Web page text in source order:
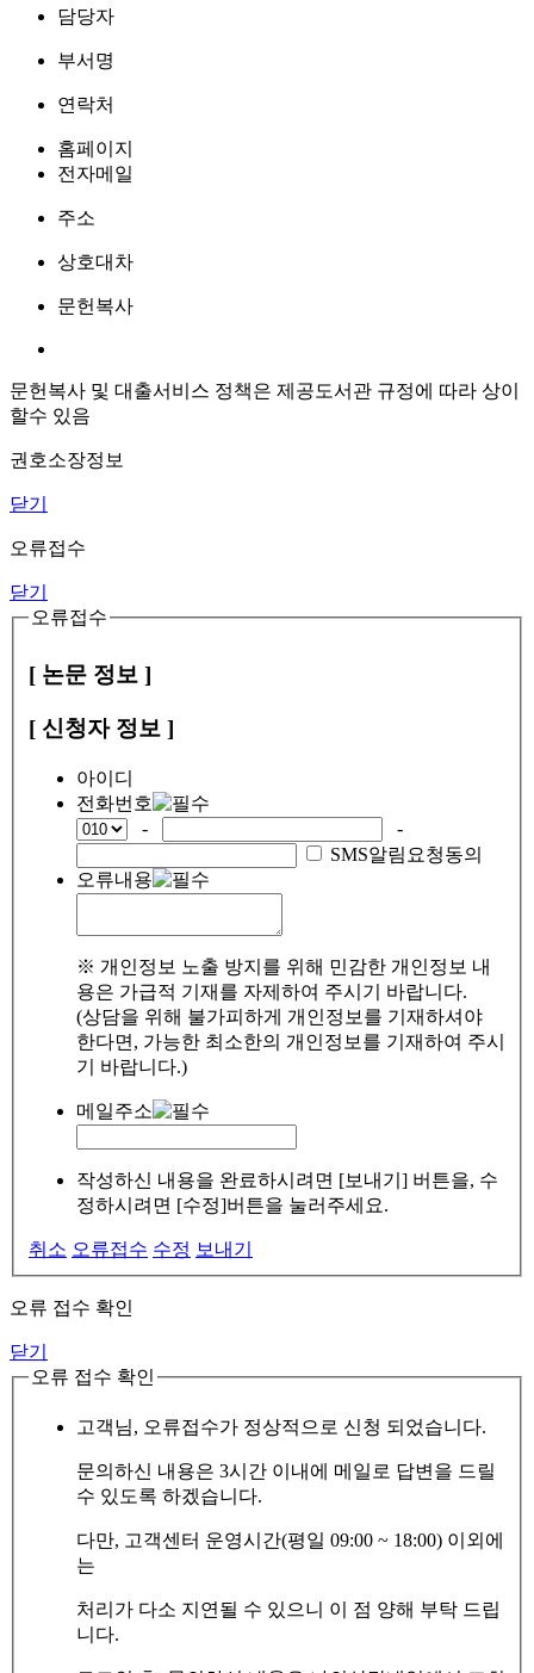
담당자
부서명
연락처
홈페이지
전자메일
주소
상호대차
문헌복사
문헌복사 및 대출서비스 정책은 제공도서관 규정에 따라 상이
할수 있음
권호소장정보
닫기
오류접수
닫기
오류접수
[ 논문 정보 ]
[ 신청자 정보 ]
아이디
전화번호
-
-
SMS알림요청동의
오류내용
※ 개인정보 노출 방지를 위해 민감한 개인정보 내
용은 가급적 기재를 자제하여 주시기 바랍니다.
(상담을 위해 불가피하게 개인정보를 기재하셔야
한다면, 가능한 최소한의 개인정보를 기재하여 주시
기 바랍니다.)
메일주소
작성하신 내용을 완료하시려면 [보내기] 버튼을, 수
정하시려면 [수정]버튼을 눌러주세요.
취소 오류접수 수정 보내기
오류 접수 확인
닫기
오류 접수 확인
고객님, 오류접수가 정상적으로 신청 되었습니다.
문의하신 내용은 3시간 이내에 메일로 답변을 드릴
수 있도록 하겠습니다.
다만, 고객센터 운영시간(평일 09:00 ~ 18:00) 이외에
는
처리가 다소 지연될 수 있으니 이 점 양해 부탁 드립
니다.